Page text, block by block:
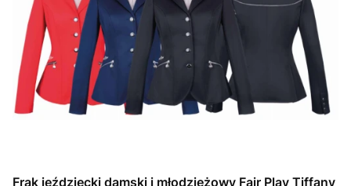
Frak jeździecki damski i młodzieżowy Fair Play Tiffany